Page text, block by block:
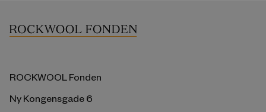
ROCKWOOL Fonden
Ny Kongensgade 6